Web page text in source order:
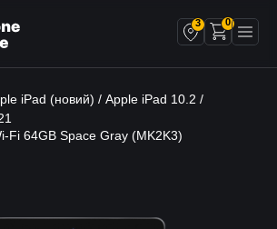
3 0
iPad (новий) / Apple iPad 10.2 /
Fi 64GB Space Gray (MK2K3)